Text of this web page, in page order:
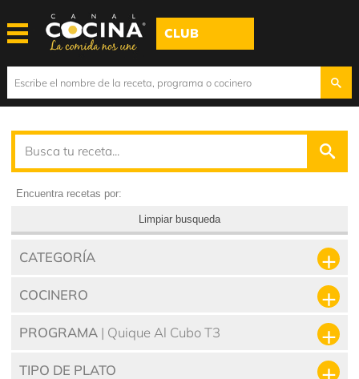
CLUB
Encuentra recetas por:
Limpiar busqueda
CATEGORÍA
COCINERO
PROGRAMA | Quique Al Cubo T3
TIPO DE PLATO